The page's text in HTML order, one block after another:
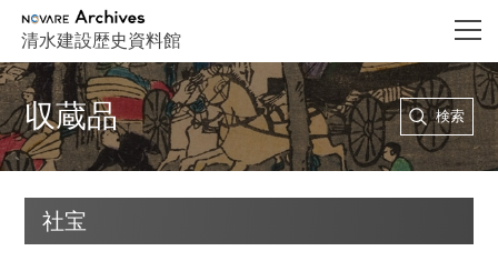
清水建設歴史資料館
収蔵品 検索
社宝